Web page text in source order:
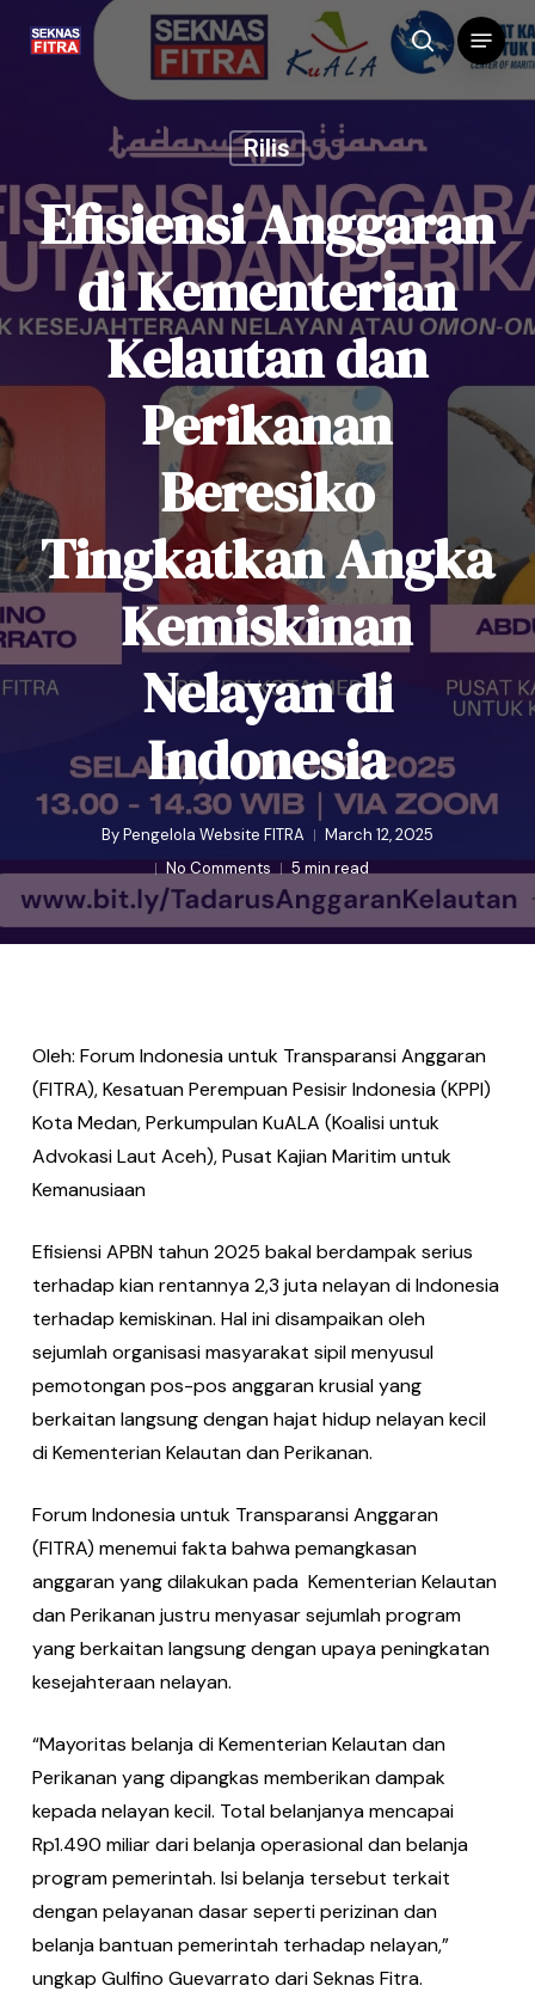
search
Menu
Rilis
Efisiensi Anggaran
di Kementerian
Kelautan dan
Perikanan
Beresiko
Tingkatkan Angka
Kemiskinan
Nelayan di
Indonesia
ByPengelola Website FITRA
March 12, 2025
No Comments
5 min read
Oleh: Forum Indonesia untuk Transparansi Anggaran
(FITRA), Kesatuan Perempuan Pesisir Indonesia (KPPI)
Kota Medan, Perkumpulan KuALA (Koalisi untuk
Advokasi Laut Aceh), Pusat Kajian Maritim untuk
Kemanusiaan
Efisiensi APBN tahun 2025 bakal berdampak serius
terhadap kian rentannya 2,3 juta nelayan di Indonesia
terhadap kemiskinan. Hal ini disampaikan oleh
sejumlah organisasi masyarakat sipil menyusul
pemotongan pos-pos anggaran krusial yang
berkaitan langsung dengan hajat hidup nelayan kecil
di Kementerian Kelautan dan Perikanan.
Forum Indonesia untuk Transparansi Anggaran
(FITRA) menemui fakta bahwa pemangkasan
anggaran yang dilakukan pada Kementerian Kelautan
dan Perikanan justru menyasar sejumlah program
yang berkaitan langsung dengan upaya peningkatan
kesejahteraan nelayan.
“Mayoritas belanja di Kementerian Kelautan dan
Perikanan yang dipangkas memberikan dampak
kepada nelayan kecil. Total belanjanya mencapai
Rp1.490 miliar dari belanja operasional dan belanja
program pemerintah. Isi belanja tersebut terkait
dengan pelayanan dasar seperti perizinan dan
belanja bantuan pemerintah terhadap nelayan,”
ungkap Gulfino Guevarrato dari Seknas Fitra.